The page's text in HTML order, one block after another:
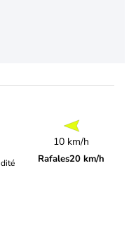
10 km/h
Rafales20 km/h